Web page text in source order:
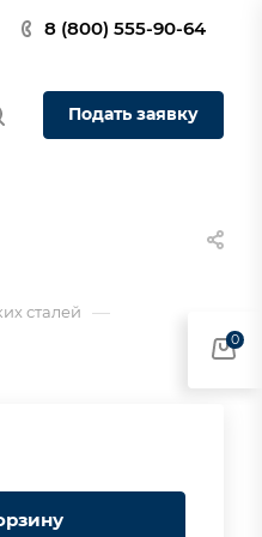
8 (800) 555-90-64
Подать заявку
сталей —
0